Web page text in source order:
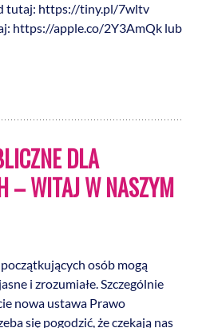
tutaj: https://tiny.pl/7wltv
https://apple.co/2Y3AmQk lub
DLA
– WITAJ W NASZYM
osób mogą
i zrozumiałe. Szczególnie
nowa ustawa Prawo
się pogodzić, że czekają nas